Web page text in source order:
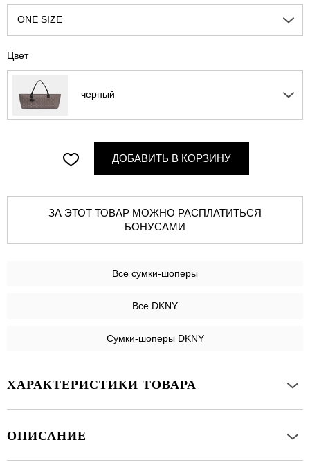
ONE SIZE
Цвет
черный
ДОБАВИТЬ В КОРЗИНУ
ЗА ЭТОТ ТОВАР МОЖНО РАСПЛАТИТЬСЯ
БОНУСАМИ
Все сумки-шоперы
Все DKNY
Сумки-шоперы DKNY
ХАРАКТЕРИСТИКИ ТОВАРА
ОПИСАНИЕ